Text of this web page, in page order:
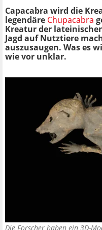
Capacabra wird die
legendäre Chupacabra
Kreatur der
Jagd auf Nutztiere
auszusaugen. Was es
wie vor unklar.
Die Forscher haben ein 3D-